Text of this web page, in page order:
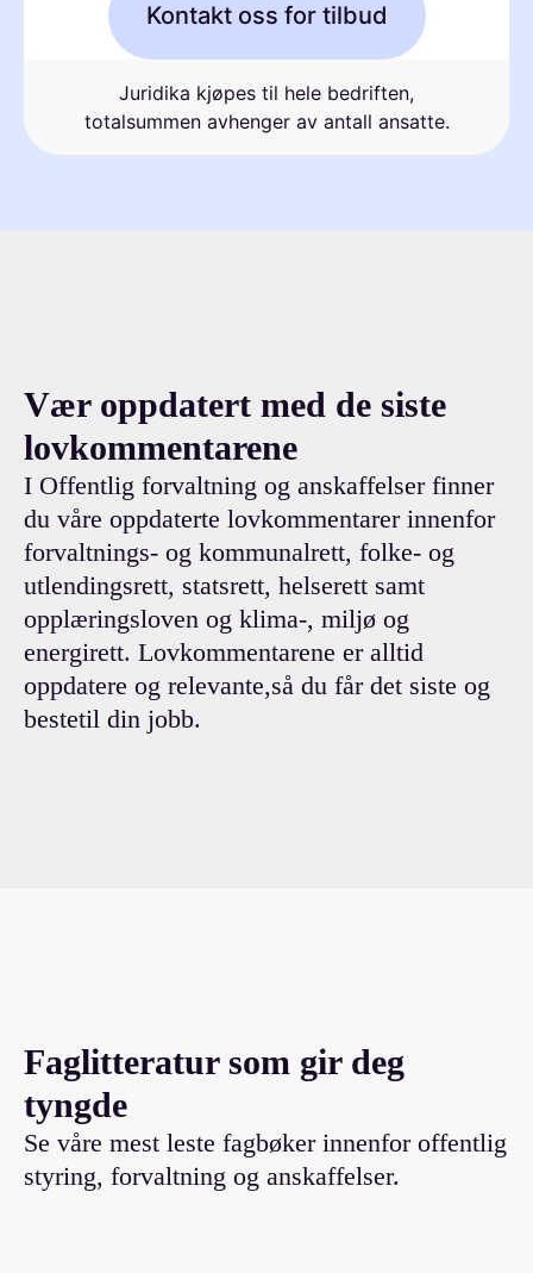
Kontakt oss for tilbud
Juridika kjøpes til hele bedriften,
totalsummen avhenger av antall ansatte.
Vær oppdatert med de siste
lovkommentarene
I Offentlig forvaltning og anskaffelser finner
du våre oppdaterte lovkommentarer innenfor
forvaltnings- og kommunalrett, folke- og
utlendingsrett, statsrett, helserett samt
opplæringsloven og klima-, miljø og
energirett. Lovkommentarene er alltid
oppdatere og relevante,så du får det siste og
bestetil din jobb.
Faglitteratur som gir deg
tyngde
Se våre mest leste fagbøker innenfor offentlig
styring, forvaltning og anskaffelser.